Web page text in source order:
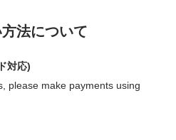
法について
対応)
please make payments using